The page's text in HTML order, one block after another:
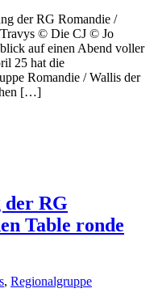
der RG Romandie /
Travys © Die CJ © Jo
auf einen Abend voller
25 hat die
Romandie / Wallis der
[…]
RG
Table ronde
, Regionalgruppe